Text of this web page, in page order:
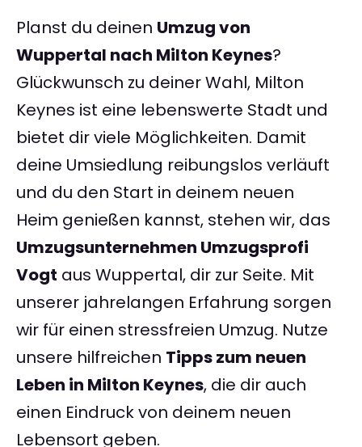
Planst du deinen Umzug von
Wuppertal nach Milton Keynes?
Glückwunsch zu deiner Wahl, Milton
Keynes ist eine lebenswerte Stadt und
bietet dir viele Möglichkeiten. Damit
deine Umsiedlung reibungslos verläuft
und du den Start in deinem neuen
Heim genießen kannst, stehen wir, das
Umzugsunternehmen Umzugsprofi
Vogt aus Wuppertal, dir zur Seite. Mit
unserer jahrelangen Erfahrung sorgen
wir für einen stressfreien Umzug. Nutze
unsere hilfreichen Tipps zum neuen
Leben in Milton Keynes, die dir auch
einen Eindruck von deinem neuen
Lebensort geben.